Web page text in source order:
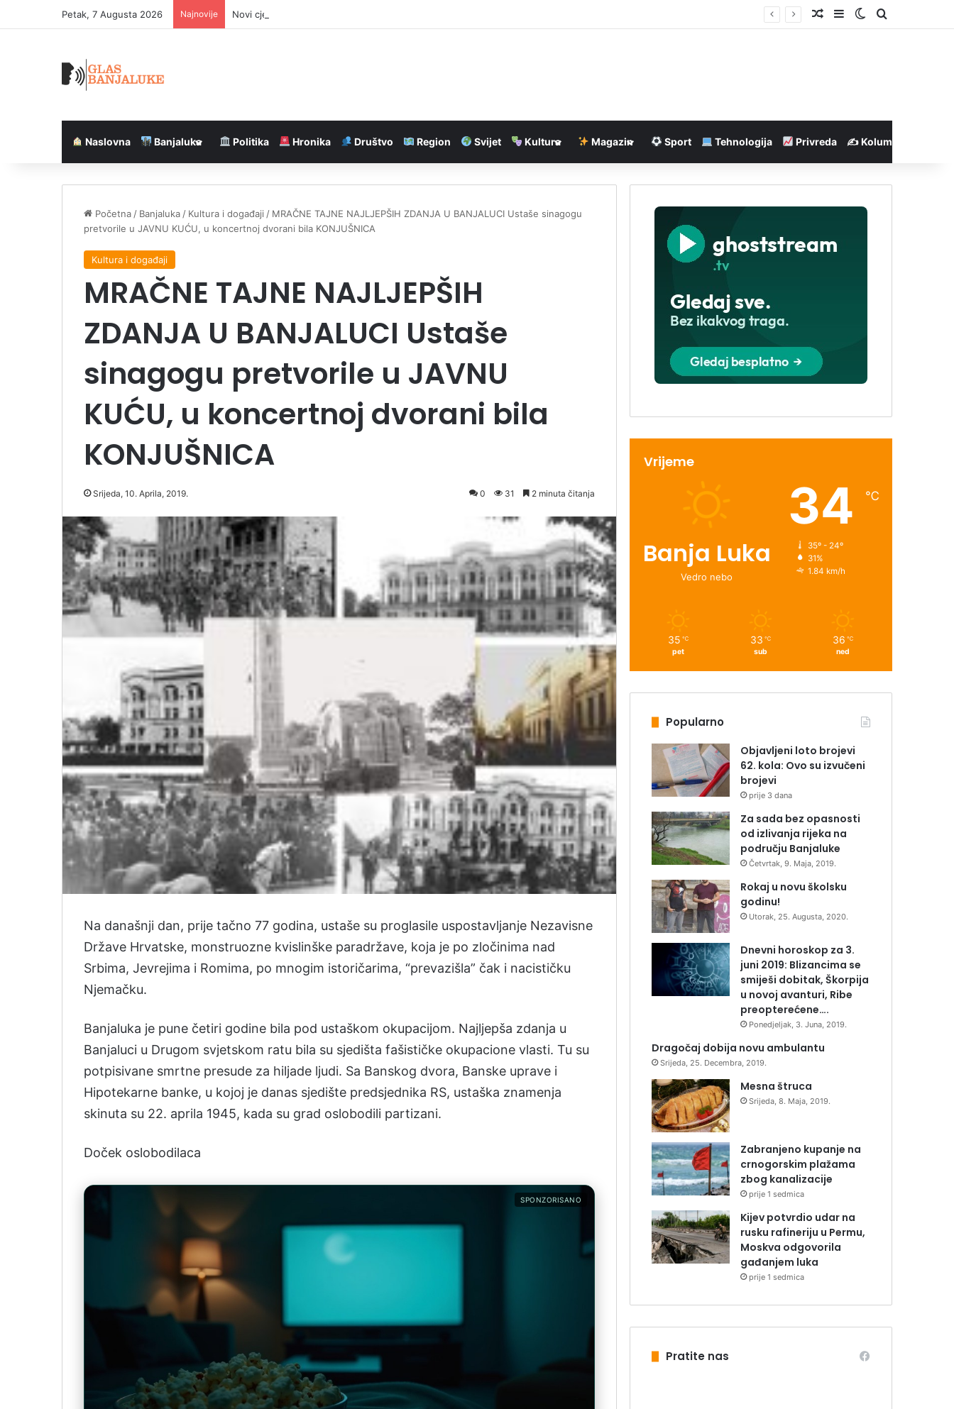
Petak, 7 Augusta 2026 Najnovije Novi cjevovod u Banjaluci stabilizovaće vodosnabdijevanje od 15. avgusta Nasumičan članak
SidebarSwitch skin
Pretraga
Naslovna Banjaluka Politika Hronika Društvo Region Svijet Kultura Magazin Sport Tehnologija Privreda ✍️ Kolumne
Početna / Banjaluka / Kultura i događaji / MRAČNE TAJNE NAJLJEPŠIH ZDANJA U BANJALUCI Ustaše sinagogu
pretvorile u JAVNU KUĆU, u koncertnoj dvorani bila KONJUŠNICA
Kultura i događaji
MRAČNE TAJNE NAJLJEPŠIH
ZDANJA U BANJALUCI Ustaše
sinagogu pretvorile u JAVNU
KUĆU, u koncertnoj dvorani bila
KONJUŠNICA
Srijeda, 10. Aprila, 2019. 0 31 2 minuta čitanja
Na današnji dan, prije tačno 77 godina, ustaše su proglasile uspostavljanje Nezavisne
Države Hrvatske, monstruozne kvislinške paradržave, koja je po zločinima nad
Srbima, Jevrejima i Romima, po mnogim istoričarima, “prevazišla” čak i nacističku
Njemačku.
Banjaluka je pune četiri godine bila pod ustaškom okupacijom. Najljepša zdanja u
Banjaluci u Drugom svjetskom ratu bila su sjedišta fašističke okupacione vlasti. Tu su
potpisivane smrtne presude za hiljade ljudi. Sa Banskog dvora, Banske uprave i
Hipotekarne banke, u kojoj je danas sjedište predsjednika RS, ustaška znamenja
skinuta su 22. aprila 1945, kada su grad oslobodili partizani.
Doček oslobodilaca
SPONZORISANO
Vrijeme
Banja Luka
Vedro nebo
34 ℃
35º - 24º
31%
1.84 km/h
35 ℃
pet
33 ℃
sub
36 ℃
ned
Popularno
Objavljeni loto brojevi
62. kola: Ovo su izvučeni
brojevi
prije 3 dana
Za sada bez opasnosti
od izlivanja rijeka na
području Banjaluke
Četvrtak, 9. Maja, 2019.
Rokaj u novu školsku
godinu!
Utorak, 25. Augusta, 2020.
Dnevni horoskop za 3.
juni 2019: Blizancima se
smiješi dobitak, Škorpija
u novoj avanturi, Ribe
preopterećene….
Ponedjeljak, 3. Juna, 2019.
Dragočaj dobija novu ambulantu
Srijeda, 25. Decembra, 2019.
Mesna štruca
Srijeda, 8. Maja, 2019.
Zabranjeno kupanje na
crnogorskim plažama
zbog kanalizacije
prije 1 sedmica
Kijev potvrdio udar na
rusku rafineriju u Permu,
Moskva odgovorila
gađanjem luka
prije 1 sedmica
Pratite nas